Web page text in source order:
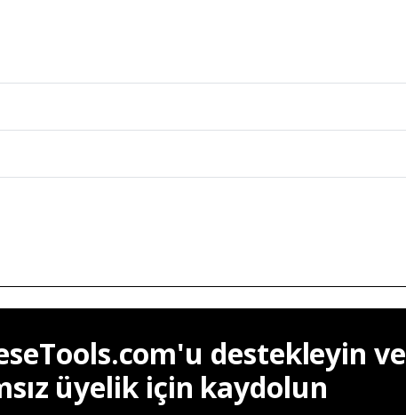
destekleyin ve
üyelik için kaydolun